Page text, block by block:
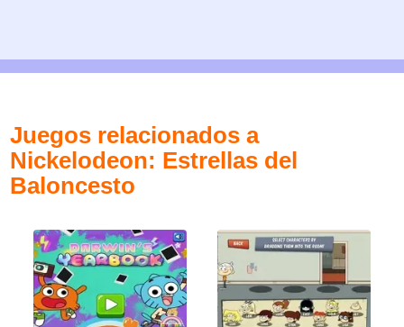
Juegos relacionados a
Nickelodeon: Estrellas del
Baloncesto